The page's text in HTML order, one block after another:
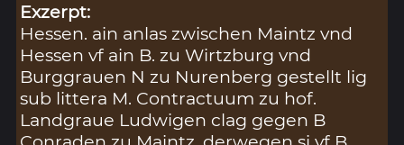
Exzerpt:
Hessen. ain anlas zwischen Maintz vnd
Hessen vf ain B. zu Wirtzburg vnd
Burggrauen N zu Nurenberg gestellt lig
sub littera M. Contractuum zu hof.
Landgraue Ludwigen clag gegen B